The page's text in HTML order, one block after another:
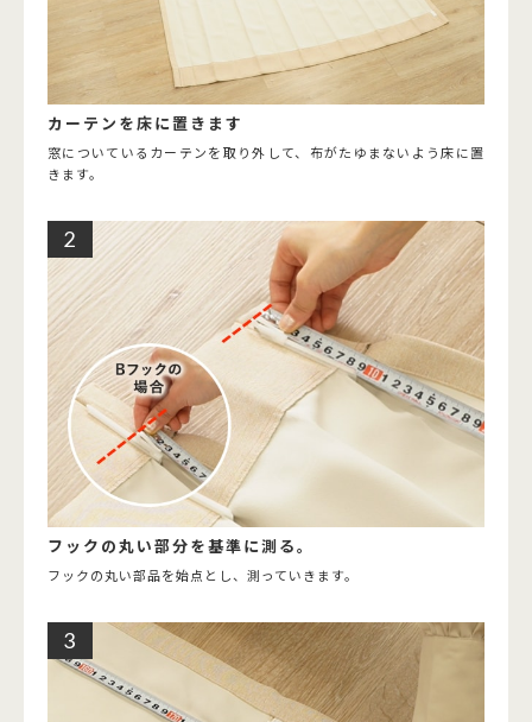
カーテンを床に置きます
窓についているカーテンを取り外して、布がたゆまないよう床に置
きます。
フックの丸い部分を基準に測る。
フックの丸い部品を始点とし、測っていきます。